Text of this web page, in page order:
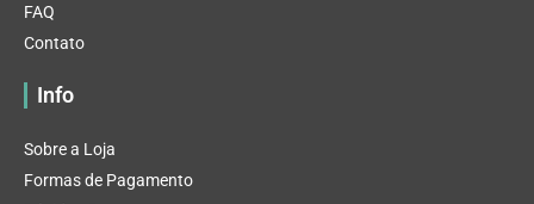
FAQ
Contato
Info
Sobre a Loja
Formas de Pagamento